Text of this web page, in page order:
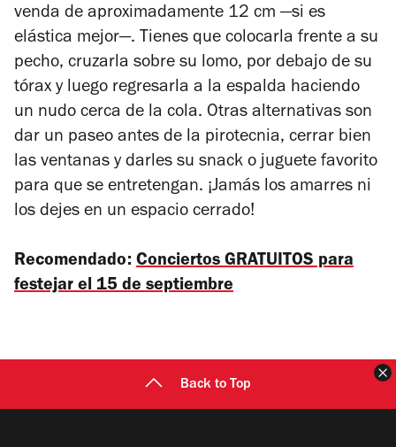
venda de aproximadamente 12 cm —si es
elástica mejor—. Tienes que colocarla frente a su
pecho, cruzarla sobre su lomo, por debajo de su
tórax y luego regresarla a la espalda haciendo
un nudo cerca de la cola. Otras alternativas son
dar un paseo antes de la pirotecnia, cerrar bien
las ventanas y darles su snack o juguete favorito
para que se entretengan. ¡Jamás los amarres ni
los dejes en un espacio cerrado!
Recomendado: Conciertos GRATUITOS para
festejar el 15 de septiembre
Back to Top